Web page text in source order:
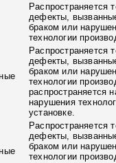
Распространяется
дефекты,
браком или
технологии
Распространяется
дефекты,
браком или
технологии
распространяется
нарушения
установке.
Распространяется
дефекты,
браком или
технологии